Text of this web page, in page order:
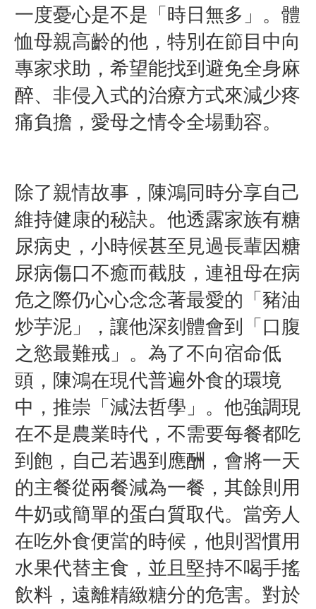
一度憂心是不是「時日無多」。體
恤母親高齡的他，特別在節目中向
專家求助，希望能找到避免全身麻
醉、非侵入式的治療方式來減少疼
痛負擔，愛母之情令全場動容。
除了親情故事，陳鴻同時分享自己
維持健康的秘訣。他透露家族有糖
尿病史，小時候甚至見過長輩因糖
尿病傷口不癒而截肢，連祖母在病
危之際仍心心念念著最愛的「豬油
炒芋泥」，讓他深刻體會到「口腹
之慾最難戒」。為了不向宿命低
頭，陳鴻在現代普遍外食的環境
中，推崇「減法哲學」。他強調現
在不是農業時代，不需要每餐都吃
到飽，自己若遇到應酬，會將一天
的主餐從兩餐減為一餐，其餘則用
牛奶或簡單的蛋白質取代。當旁人
在吃外食便當的時候，他則習慣用
水果代替主食，並且堅持不喝手搖
飲料，遠離精緻糖分的危害。對於